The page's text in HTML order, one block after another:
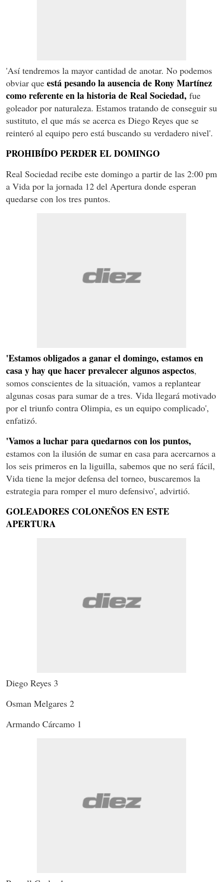
'Así tendremos la mayor cantidad de anotar. No podemos
obviar que está pesando la ausencia de Rony Martínez
como referente en la historia de Real Sociedad, fue
goleador por naturaleza. Estamos tratando de conseguir su
sustituto, el que más se acerca es Diego Reyes que se
reinteró al equipo pero está buscando su verdadero nivel'.
PROHIBÍDO PERDER EL DOMINGO
Real Sociedad recibe este domingo a partir de las 2:00 pm
a Vida por la jornada 12 del Apertura donde esperan
quedarse con los tres puntos.
'Estamos obligados a ganar el domingo, estamos en
casa y hay que hacer prevalecer algunos aspectos,
somos conscientes de la situación, vamos a replantear
algunas cosas para sumar de a tres. Vida llegará motivado
por el triunfo contra Olimpia, es un equipo complicado',
enfatizó.
'Vamos a luchar para quedarnos con los puntos,
estamos con la ilusión de sumar en casa para acercarnos a
los seis primeros en la liguilla, sabemos que no será fácil,
Vida tiene la mejor defensa del torneo, buscaremos la
estrategia para romper el muro defensivo', advirtió.
GOLEADORES COLONEÑOS EN ESTE
APERTURA
Diego Reyes 3
Osman Melgares 2
Armando Cárcamo 1